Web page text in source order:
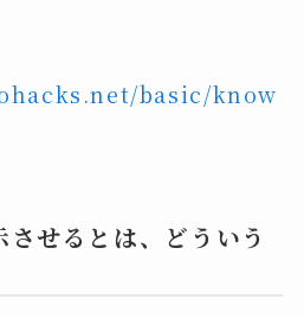
basic/know
せるとは、どういう